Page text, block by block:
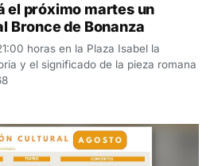
el próximo martes un
Bronce de Bonanza
horas en la Plaza Isabel la
y el significado de la pieza romana